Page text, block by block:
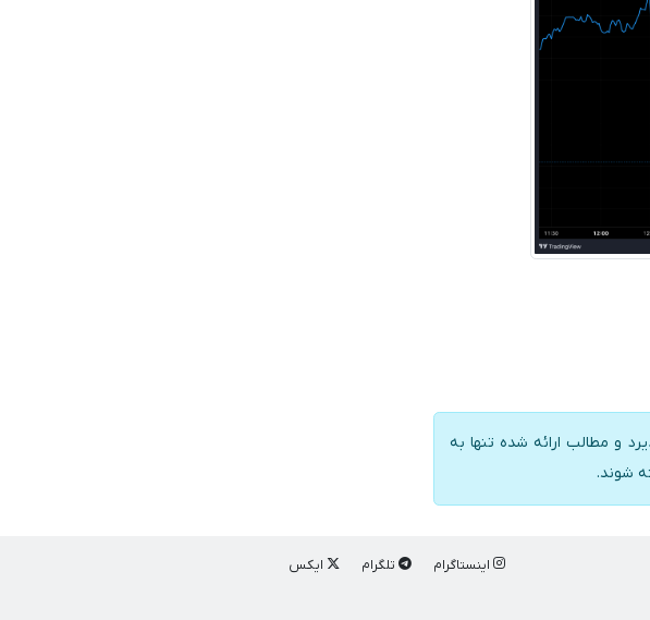
و مطالب ارائه شده تنها به
شوند.
اینستاگرام تلگرام ایکس